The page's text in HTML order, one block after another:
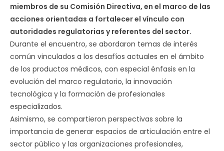
miembros de su Comisión Directiva, en el marco de las
acciones orientadas a fortalecer el vínculo con
autoridades regulatorias y referentes del sector.
Durante el encuentro, se abordaron temas de interés
común vinculados a los desafíos actuales en el ámbito
de los productos médicos, con especial énfasis en la
evolución del marco regulatorio, la innovación
tecnológica y la formación de profesionales
especializados.
Asimismo, se compartieron perspectivas sobre la
importancia de generar espacios de articulación entre el
sector público y las organizaciones profesionales,